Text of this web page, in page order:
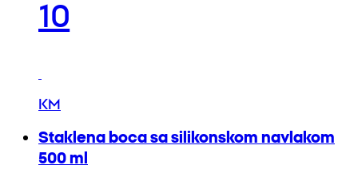
10
KM
Staklena boca sa silikonskom navlakom
500 ml